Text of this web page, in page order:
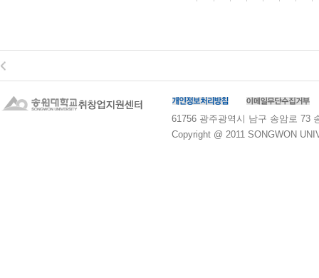
61756 광주광역시 남구 송암로 73
Copyright @ 2011 SONGWON